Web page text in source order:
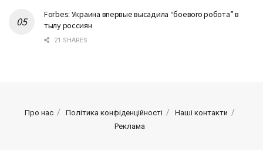
Forbes: Украина впервые высадила “боевого робота” в
тылу россиян
21 SHARES
Про нас Політика конфіденційності
Наші контакти
Реклама